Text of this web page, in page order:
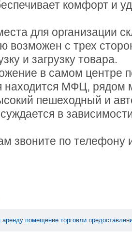
комфорт и
для организации
возможен с трех
и загрузку товара.
в самом центре
находится МФЦ, рядом
пешеходный и
в
звоните по
аренду помещение торговли